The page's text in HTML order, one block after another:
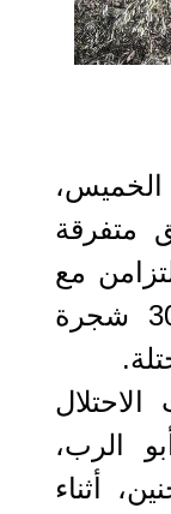
متفرقة
مع
اقتلاع مستوطنين نحو 300 شجرة
الرب،
أثناء